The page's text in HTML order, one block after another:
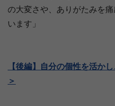
の大変さや、ありがたみを
います」
【後編】自分の個性を活か
＞